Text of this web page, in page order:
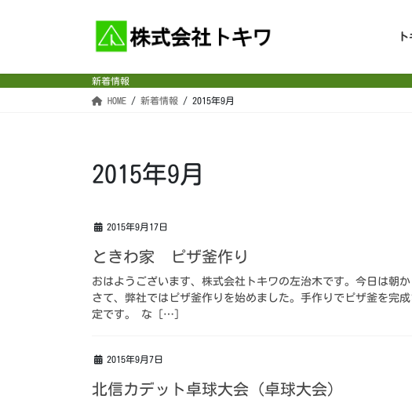
新着情報
HOME 新着情報 2015年9月
2015年9月
2015年9月17日
ときわ家 ピザ釜作り
おはようございます、株式会社トキワの左治木です。今日は朝
さて、弊社ではピザ釜作りを始めました。手作りでピザ釜を完
定です。 な […]
2015年9月7日
北信カデット卓球大会（卓球大会）